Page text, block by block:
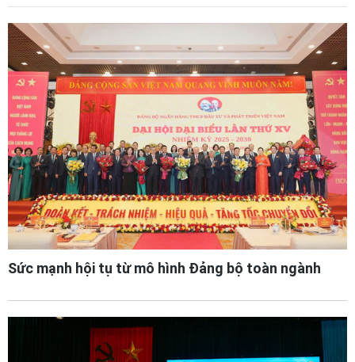
công đoàn cơ sở các đơn vị của BIDV gồm BIDV Chi
nhánh Hà Nội, Trung tâm Thẩm định và Phê duyệt BIDV và
BIDV Chi nhánh Lào Cai.
Sức mạnh hội tụ từ mô hình Đảng bộ toàn ngành